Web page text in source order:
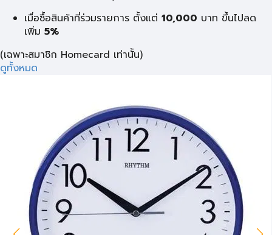
เมื่อซื้อสินค้าที่ร่วมรายการ ตั้งแต่ 10,000 บาท ขึ้นไปลด
เพิ่ม 5%
(เฉพาะสมาชิก Homecard เท่านั้น)
ดูทั้งหมด